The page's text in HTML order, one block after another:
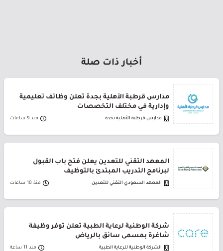
أخبار ذات صلة
مدارس قرطبة الأهلية بجدة تعلن وظائف تعليمية
وإدارية في مختلف التخصصات
مدارس قرطبة الأهلية بجدة منذ 9 ساعات
المعهد التقني للتعدين يعلن فتح باب القبول
لبرنامج التدريب المبتدئ بالتوظيف
المعهد السعودي التقني للتعدين منذ 10 ساعات
شركة الوطنية لرعاية الطبية تعلن توفر وظيفة
شاغرة بمسمى سائق بالرياض
الشركة الوطنية للرعاية الطبية منذ 11 ساعة